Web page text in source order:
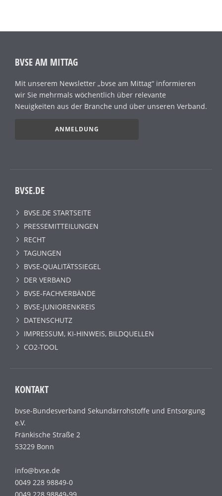
BVSE AM MITTAG
Mit unserem Newsletter „bvse am Mittag“ informieren
wir Sie mehrmals wöchentlich über relevante
Neuigkeiten aus der Branche und über unseren Verband.
ANMELDUNG
BVSE.DE
BVSE.DE STARTSEITE
PRESSEMITTEILUNGEN
RECHT
TAGUNGEN
BVSE-QUALITÄTSSIEGEL
DER VERBAND
BVSE-FACHVERBÄNDE
BVSE-JUNIORENKREIS
DATENSCHUTZ
IMPRESSUM, KI-HINWEIS, BILDQUELLEN
CO2-TOOL
KONTAKT
bvse-Bundesverband Sekundärrohstoffe und Entsorgung
e.V.
Fränkische Straße 2
53229 Bonn
info@bvse.de
0049 228 98849-0